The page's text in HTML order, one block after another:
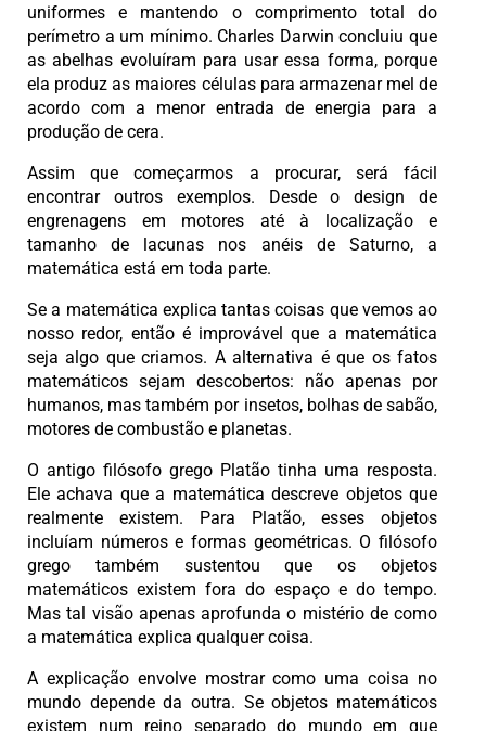
uniformes e mantendo o comprimento total do
perímetro a um mínimo. Charles Darwin concluiu que
as abelhas evoluíram para usar essa forma, porque
ela produz as maiores células para armazenar mel de
acordo com a menor entrada de energia para a
produção de cera.
Assim que começarmos a procurar, será fácil
encontrar outros exemplos. Desde o design de
engrenagens em motores até à localização e
tamanho de lacunas nos anéis de Saturno, a
matemática está em toda parte.
Se a matemática explica tantas coisas que vemos ao
nosso redor, então é improvável que a matemática
seja algo que criamos. A alternativa é que os fatos
matemáticos sejam descobertos: não apenas por
humanos, mas também por insetos, bolhas de sabão,
motores de combustão e planetas.
O antigo filósofo grego Platão tinha uma resposta.
Ele achava que a matemática descreve objetos que
realmente existem. Para Platão, esses objetos
incluíam números e formas geométricas. O filósofo
grego também sustentou que os objetos
matemáticos existem fora do espaço e do tempo.
Mas tal visão apenas aprofunda o mistério de como
a matemática explica qualquer coisa.
A explicação envolve mostrar como uma coisa no
mundo depende da outra. Se objetos matemáticos
existem num reino separado do mundo em que